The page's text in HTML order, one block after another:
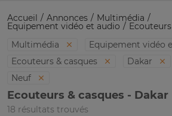
Accueil Annonces Multimédia
Equipement vidéo et audio
Multimédia
Equipement vidéo
Ecouteurs & casques
Dakar
Neuf
Ecouteurs & casques - Dakar
18 résultats trouvés